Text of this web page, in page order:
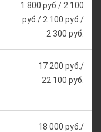
1 800 руб./ 2 100
руб./ 2 100 руб./
2 300 руб.
17 200 руб./
22 100 руб.
18 000 руб./